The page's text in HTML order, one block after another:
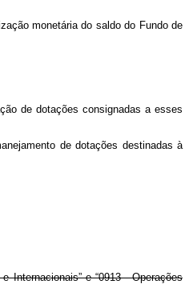
monetária do saldo do Fundo de
de dotações consignadas a esses
de dotações destinadas à
Internacionais” e “0913 - Operações